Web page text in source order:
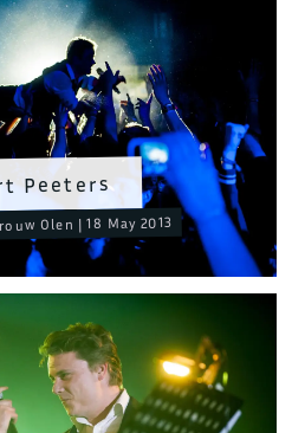
Peeters
Olen | 18 May 2013